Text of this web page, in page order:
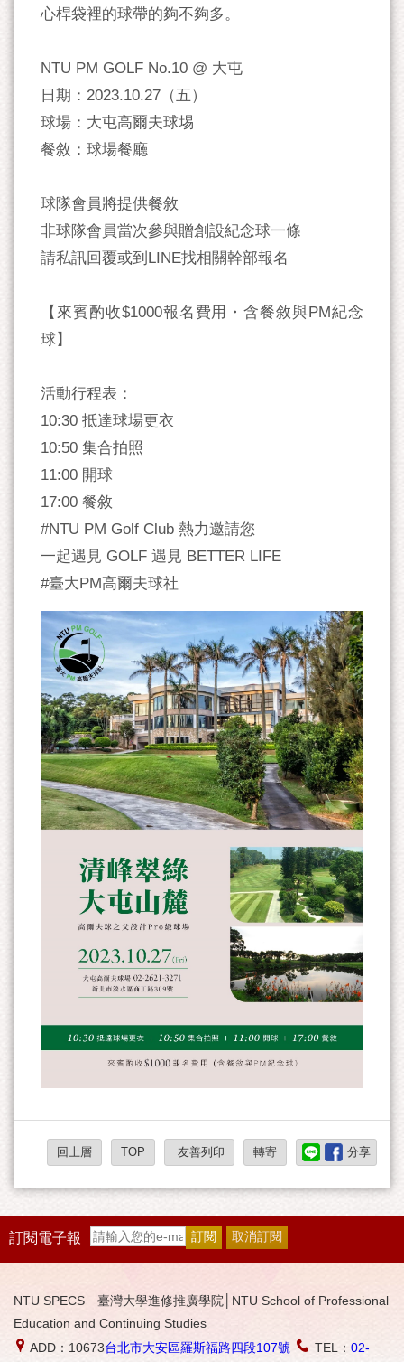
心桿袋裡的球帶的夠不夠多。
NTU PM GOLF No.10 @ 大屯
日期：2023.10.27（五）
球場：大屯高爾夫球埸
餐敘：球場餐廳
球隊會員將提供餐敘
非球隊會員當次參與贈創設紀念球一條
請私訊回覆或到LINE找相關幹部報名
【來賓酌收$1000報名費用・含餐敘與PM紀念
球】
活動行程表：
10:30 抵達球場更衣
10:50 集合拍照
11:00 開球
17:00 餐敘
#NTU PM Golf Club 熱力邀請您
一起遇見 GOLF 遇見 BETTER LIFE
#臺大PM高爾夫球社
回上層 TOP 友善列印 轉寄 分享
訂閱電子報
NTU SPECS 臺灣大學進修推廣學院│NTU School of Professional
Education and Continuing Studies
ADD：10673台北市大安區羅斯福路四段107號 TEL： 02-